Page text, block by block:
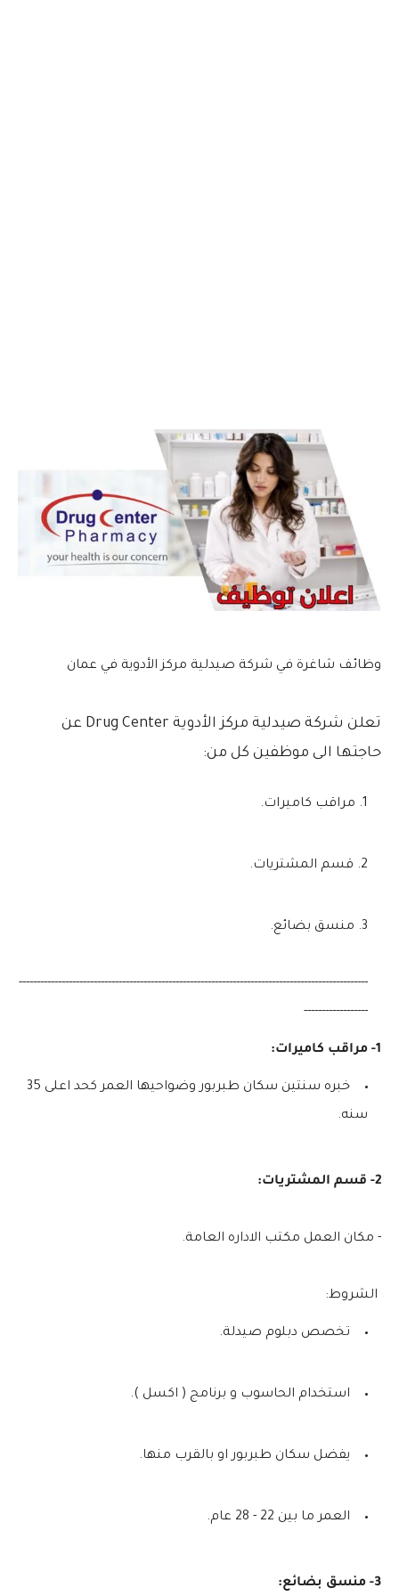
وظائف شاغرة في شركة صيدلية مركز الأدوية في عمان
تعلن شركة صيدلية مركز الأدوية Drug Center عن
حاجتها الى موظفين كل من:
مراقب كاميرات.
قسم المشتريات.
منسق بضائع.
--------------------------------------------------------------------------------------------------
------------------
1- مراقب كاميرات:
خبره سنتين سكان طبربور وضواحيها العمر كحد اعلى 35
سنه.
2- قسم المشتريات:
- مكان العمل مكتب الاداره العامة.
الشروط:
تخصص دبلوم صيدلة.
استخدام الحاسوب و برنامج ( اكسل ).
يفضل سكان طبربور او بالقرب منها.
العمر ما بين 22 - 28 عام.
3- منسق بضائع: